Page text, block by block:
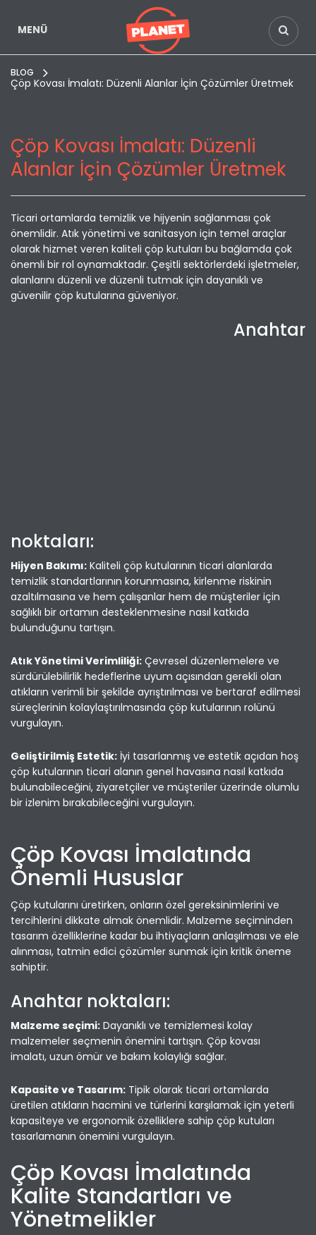
MENÜ
BLOG
Çöp Kovası İmalatı: Düzenli Alanlar İçin Çözümler Üretmek
Çöp Kovası İmalatı: Düzenli
Alanlar İçin Çözümler Üretmek
Ticari ortamlarda temizlik ve hijyenin sağlanması çok
önemlidir. Atık yönetimi ve sanitasyon için temel araçlar
olarak hizmet veren kaliteli çöp kutuları bu bağlamda çok
önemli bir rol oynamaktadır. Çeşitli sektörlerdeki işletmeler,
alanlarını düzenli ve düzenli tutmak için dayanıklı ve
güvenilir çöp kutularına güveniyor.
Anahtar
noktaları:
Hijyen Bakımı: Kaliteli çöp kutularının ticari alanlarda
temizlik standartlarının korunmasına, kirlenme riskinin
azaltılmasına ve hem çalışanlar hem de müşteriler için
sağlıklı bir ortamın desteklenmesine nasıl katkıda
bulunduğunu tartışın.
Atık Yönetimi Verimliliği: Çevresel düzenlemelere ve
sürdürülebilirlik hedeflerine uyum açısından gerekli olan
atıkların verimli bir şekilde ayrıştırılması ve bertaraf edilmesi
süreçlerinin kolaylaştırılmasında çöp kutularının rolünü
vurgulayın.
Geliştirilmiş Estetik: İyi tasarlanmış ve estetik açıdan hoş
çöp kutularının ticari alanın genel havasına nasıl katkıda
bulunabileceğini, ziyaretçiler ve müşteriler üzerinde olumlu
bir izlenim bırakabileceğini vurgulayın.
Çöp Kovası İmalatında
Önemli Hususlar
Çöp kutularını üretirken, onların özel gereksinimlerini ve
tercihlerini dikkate almak önemlidir. Malzeme seçiminden
tasarım özelliklerine kadar bu ihtiyaçların anlaşılması ve ele
alınması, tatmin edici çözümler sunmak için kritik öneme
sahiptir.
Anahtar noktaları:
Malzeme seçimi: Dayanıklı ve temizlemesi kolay
malzemeler seçmenin önemini tartışın. Çöp kovası
imalatı, uzun ömür ve bakım kolaylığı sağlar.
Kapasite ve Tasarım: Tipik olarak ticari ortamlarda
üretilen atıkların hacmini ve türlerini karşılamak için yeterli
kapasiteye ve ergonomik özelliklere sahip çöp kutuları
tasarlamanın önemini vurgulayın.
Çöp Kovası İmalatında
Kalite Standartları ve
Yönetmelikler